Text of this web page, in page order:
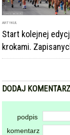
ARTYKUŁ
Start kolejnej
krokami.
DODAJ KOMENTARZ
podpis
komentarz